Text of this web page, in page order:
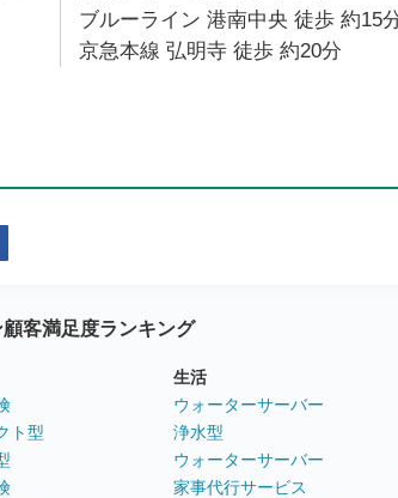
ブルーライン 港南中央 徒歩 約15
京急本線 弘明寺 徒歩 約20分
客満足度ランキング
ト型
生活
ウォーターサーバー
浄水型
ウォーターサーバー
家事代行サービス